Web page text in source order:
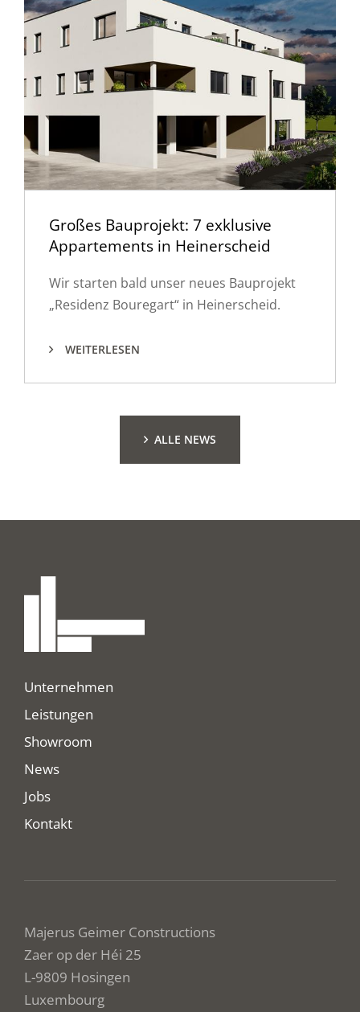
Großes Bauprojekt: 7 exklusive
Appartements in Heinerscheid
Wir starten bald unser neues Bauprojekt
„Residenz Bouregart“ in Heinerscheid.
WEITERLESEN
ALLE NEWS
Unternehmen
Leistungen
Showroom
News
Jobs
Kontakt
Majerus Geimer Constructions
Zaer op der Héi 25
L-9809 Hosingen
Luxembourg